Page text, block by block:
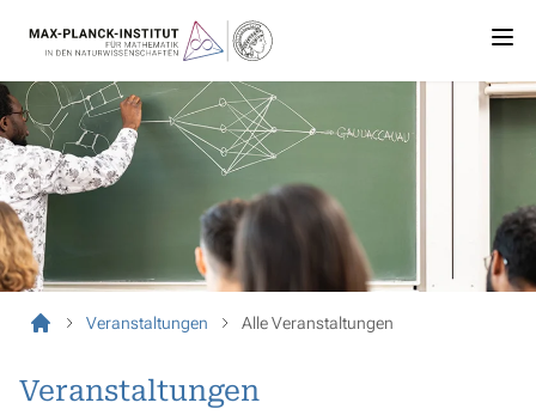
Veranstaltungen Alle Veranstaltungen
Veranstaltungen